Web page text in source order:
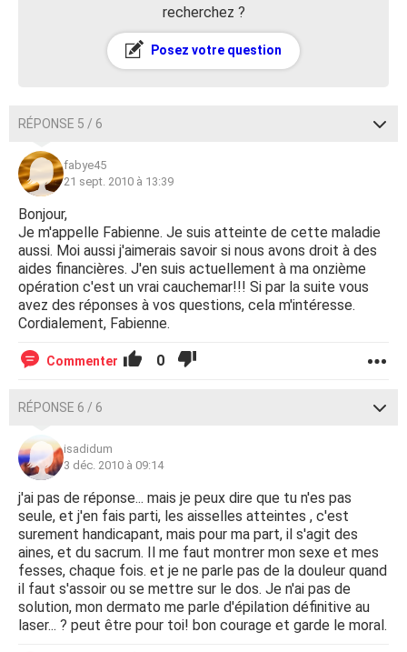
recherchez ?
Posez votre question
RÉPONSE 5 / 6
fabye45
21 sept. 2010 à 13:39
Bonjour,
Je m'appelle Fabienne. Je suis atteinte de cette maladie
aussi. Moi aussi j'aimerais savoir si nous avons droit à des
aides financières. J'en suis actuellement à ma onzième
opération c'est un vrai cauchemar!!! Si par la suite vous
avez des réponses à vos questions, cela m'intéresse.
Cordialement, Fabienne.
Commenter 0
RÉPONSE 6 / 6
isadidum
3 déc. 2010 à 09:14
j'ai pas de réponse... mais je peux dire que tu n'es pas
seule, et j'en fais parti, les aisselles atteintes , c'est
surement handicapant, mais pour ma part, il s'agit des
aines, et du sacrum. Il me faut montrer mon sexe et mes
fesses, chaque fois. et je ne parle pas de la douleur quand
il faut s'assoir ou se mettre sur le dos. Je n'ai pas de
solution, mon dermato me parle d'épilation définitive au
laser... ? peut être pour toi! bon courage et garde le moral.